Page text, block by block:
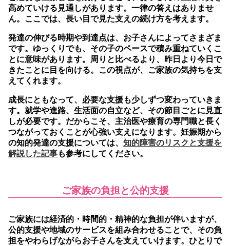
高めていける見通しがあります。 一律の答えはありませ
ん。ここでは、長い目で見た支えの続け方を考えます。
発達の伸びる時期や到達点は、お子さんによってさまざま
です。ゆっくりでも、その子のペースで積み重ねていくこ
とに意味があります。周りと比べるより、昨日より今日で
きたことに目を向ける。この視点が、ご家族の気持ちを支
えてくれます。
成長にともなって、必要な支援も少しずつ変わっていきま
す。就学や進路、生活面の自立など、その節目ごとに見直
しが必要です。だからこそ、主治医や療育の専門職と長く
つながっておくことが心強い支えになります。妊娠期から
の知的発達の支援については、 知的障害のリスクと支援を
解説した記事も参考にしてください。
ご家族の負担と公的支援
ご家族には経済的・時間的・精神的な負担が伴いますが、
公的支援や地域のサービスを組み合わせることで、その負
担をやわらげながらお子さんを支えていけます。 ひとりで